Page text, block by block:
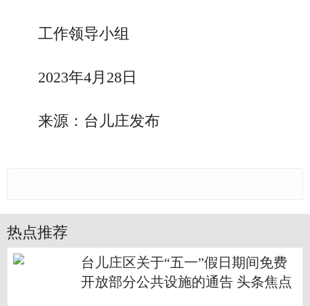
工作领导小组
2023年4月28日
来源：台儿庄发布
热点推荐
台儿庄区关于“五一”假日期间免费
开放部分公共设施的通告 头条焦点